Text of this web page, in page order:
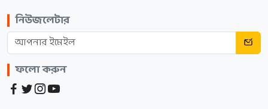
নিউজলেটার
ফলো করুন